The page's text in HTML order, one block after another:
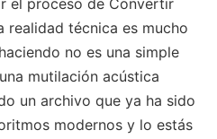
el proceso de Convertir
realidad técnica es mucho
no es una simple
mutilación acústica
un archivo que ya ha sido
modernos y lo estás